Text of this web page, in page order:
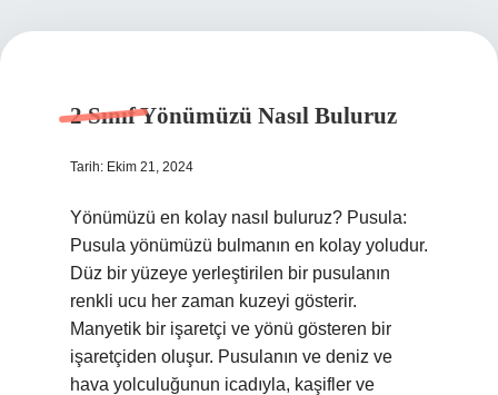
2 Sınıf Yönümüzü Nasıl Buluruz
Tarih: Ekim 21, 2024
Yönümüzü en kolay nasıl buluruz? Pusula:
Pusula yönümüzü bulmanın en kolay yoludur.
Düz bir yüzeye yerleştirilen bir pusulanın
renkli ucu her zaman kuzeyi gösterir.
Manyetik bir işaretçi ve yönü gösteren bir
işaretçiden oluşur. Pusulanın ve deniz ve
hava yolculuğunun icadıyla, kaşifler ve